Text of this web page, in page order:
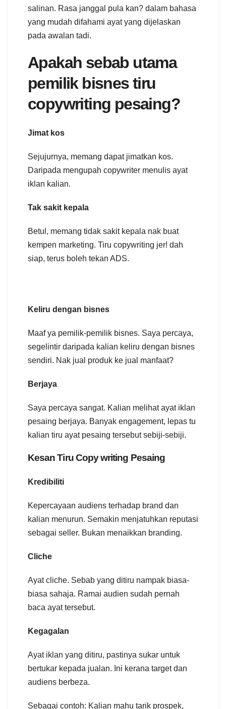
salinan. Rasa janggal pula kan? dalam bahasa
yang mudah difahami ayat yang dijelaskan
pada awalan tadi.
Apakah sebab utama
pemilik bisnes tiru
copywriting pesaing?
Jimat kos
Sejujurnya, memang dapat jimatkan kos.
Daripada mengupah copywriter menulis ayat
iklan kalian.
Tak sakit kepala
Betul, memang tidak sakit kepala nak buat
kempen marketing. Tiru copywriting jer! dah
siap, terus boleh tekan ADS.
Keliru dengan bisnes
Maaf ya pemilik-pemilik bisnes. Saya percaya,
segelintir daripada kalian keliru dengan bisnes
sendiri. Nak jual produk ke jual manfaat?
Berjaya
Saya percaya sangat. Kalian melihat ayat iklan
pesaing berjaya. Banyak engagement, lepas tu
kalian tiru ayat pesaing tersebut sebiji-sebiji.
Kesan Tiru Copy writing Pesaing
Kredibiliti
Kepercayaan audiens terhadap brand dan
kalian menurun. Semakin menjatuhkan reputasi
sebagai seller. Bukan menaikkan branding.
Cliche
Ayat cliche. Sebab yang ditiru nampak biasa-
biasa sahaja. Ramai audien sudah pernah
baca ayat tersebut.
Kegagalan
Ayat iklan yang ditiru, pastinya sukar untuk
bertukar kepada jualan. Ini kerana target dan
audiens berbeza.
Sebagai contoh: Kalian mahu tarik prospek,